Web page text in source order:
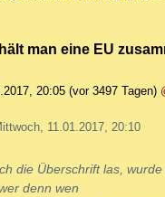
man eine EU
20:05 (vor 3497 Tagen)
11.01.2017, 20:10
die Überschrift las, wurde
denn wen